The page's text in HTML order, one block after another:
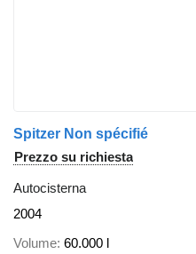
Spitzer Non spécifié
Prezzo su richiesta
Autocisterna
2004
Volume 60.000 l